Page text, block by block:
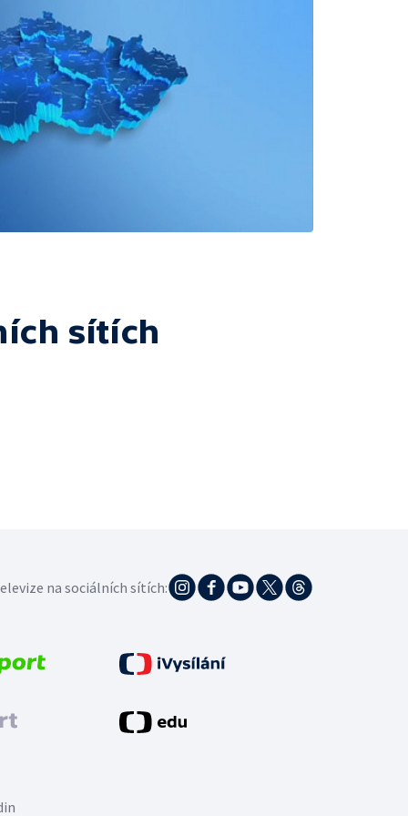
sítích
na sociálních sítích: